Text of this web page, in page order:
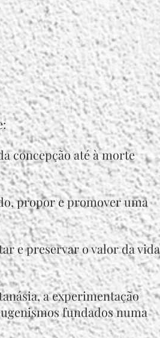
concepção até à morte
propor e promover uma
e preservar o valor da vida
a experimentação
fundados numa